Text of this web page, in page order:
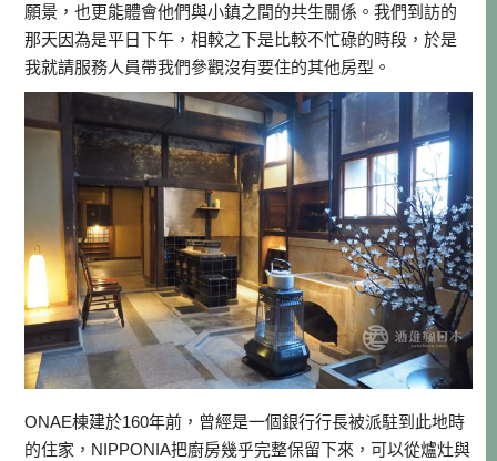
願景，也更能體會他們與小鎮之間的共生關係。我們到訪的
那天因為是平日下午，相較之下是比較不忙碌的時段，於是
我就請服務人員帶我們參觀沒有要住的其他房型。
ONAE棟建於160年前，曾經是一個銀行行長被派駐到此地時
的住家，NIPPONIA把廚房幾乎完整保留下來，可以從爐灶與